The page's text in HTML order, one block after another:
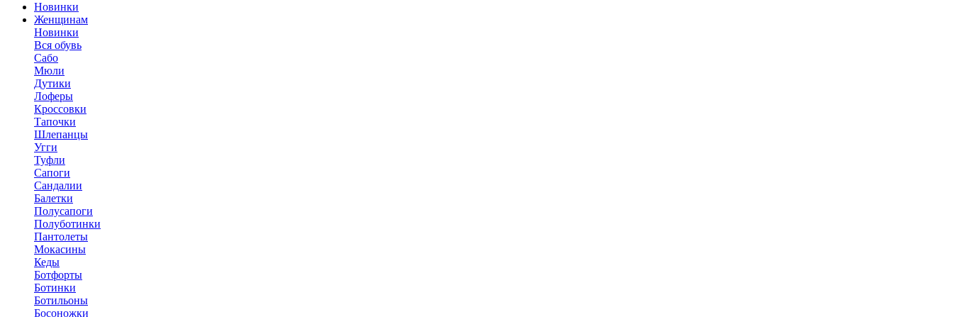
Новинки
Женщинам
Новинки
Вся обувь
Сабо
Мюли
Дутики
Лоферы
Кроссовки
Тапочки
Шлепанцы
Угги
Туфли
Сапоги
Сандалии
Балетки
Полусапоги
Полуботинки
Пантолеты
Мокасины
Кеды
Ботфорты
Ботинки
Ботильоны
Босоножки